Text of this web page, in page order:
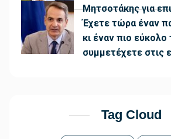
Μητσοτάκης για
Έχετε τώρα έναν
κι έναν πιο
συμμετέχετε στις
Tag Cloud